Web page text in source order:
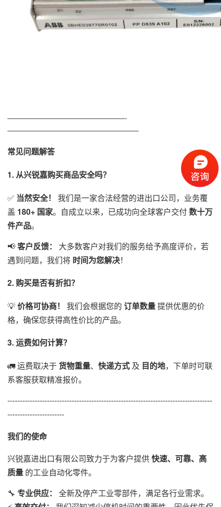
—————————————————-
———————————————————
常见问题解答
1. 从兴锐嘉购买商品安全吗？
✅ 当然安全！
我们是一家合法经营的进出口公司，业务覆
盖 180+ 国家。自成立以来，已成功向全球客户交付数十万
件产品。
📢客户反馈：
大多数客户对我们的服务给予高度评价，若
遇到问题，我们将 时间为您解决！
2. 购买是否有折扣？
💡价格可协商！ 我们会根据您的 订单数量提供优惠的价
格，确保您获得高性价比的产品。
3. 运费如何计算？
🚛 运费取决于货物重量、 快递方式 及 目的地，下单时可联
系客服获取精准报价。
-----------------------------------------------------------------------------------
-----------------------
我们的使命
兴锐嘉进出口有限公司致力于为客户提供快速、可靠、高
质量 的工业自动化零件。
🔧 专业供应：
全新及停产工业零部件，满足各行业需求。